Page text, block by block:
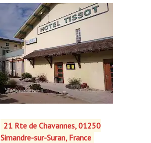
21 Rte de Chavannes, 01250
Simandre-sur-Suran, France